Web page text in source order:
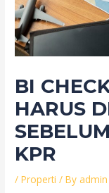
BI
HARUS
KPR
/Properti / By admin